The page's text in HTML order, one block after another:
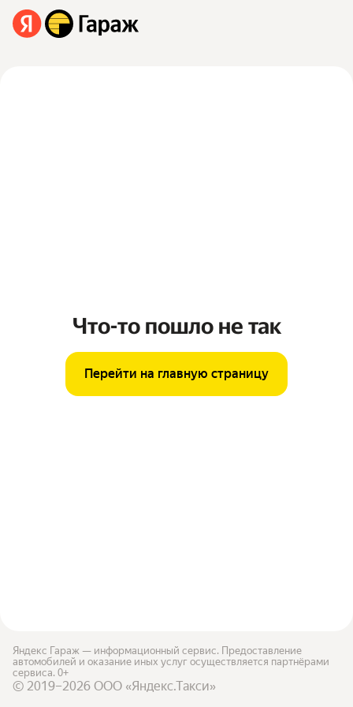
Что-то пошло не так
Перейти на главную страницу
Яндекс Гараж — информационный сервис. Предоставление
автомобилей и оказание иных услуг осуществляется партнёрами
сервиса. 0+
© 2019–2026 ООО «Яндекс.Такси»